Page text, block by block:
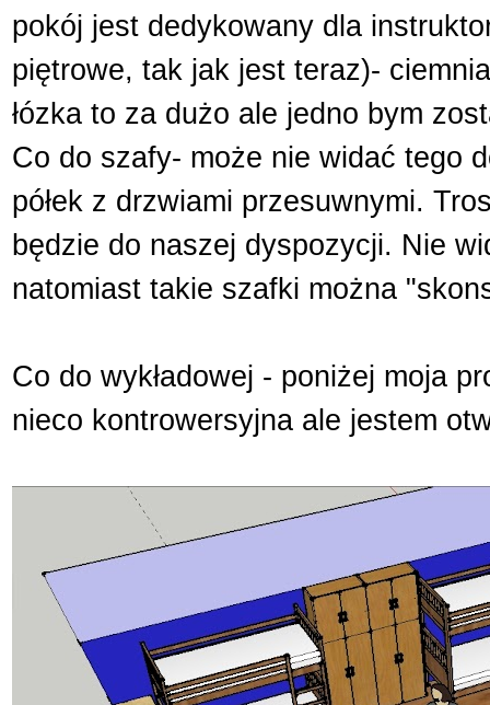
pokój jest dedykowany dla
piętrowe, tak jak jest teraz)-
łózka to za dużo ale jedno bym
Co do szafy- może nie widać tego
półek z drzwiami przesuwnymi.
będzie do naszej dyspozycji. Nie
natomiast takie szafki można
Co do wykładowej - poniżej moja
nieco kontrowersyjna ale jestem